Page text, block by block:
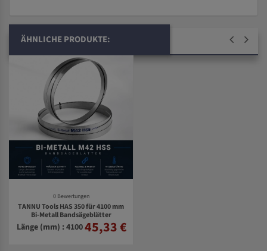
ÄHNLICHE PRODUKTE:
0 Bewertungen
TANNU Tools HAS 350 für 4100 mm
Bi-Metall Bandsägeblätter
Länge (mm) : 410045,33 €